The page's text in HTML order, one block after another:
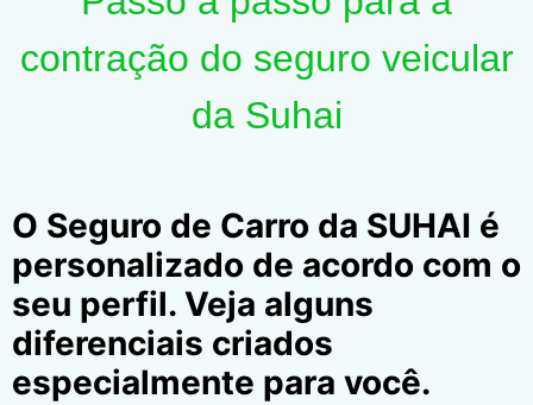
contração do seguro veicular
da Suhai
O Seguro de Carro da SUHAI é
personalizado de acordo com o
seu perfil. Veja alguns
diferenciais criados
especialmente para você.